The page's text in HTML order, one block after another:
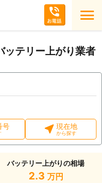
ッテリー上がり業者
号 現在地
から探す
バッテリー上がりの相場
2.3 万円